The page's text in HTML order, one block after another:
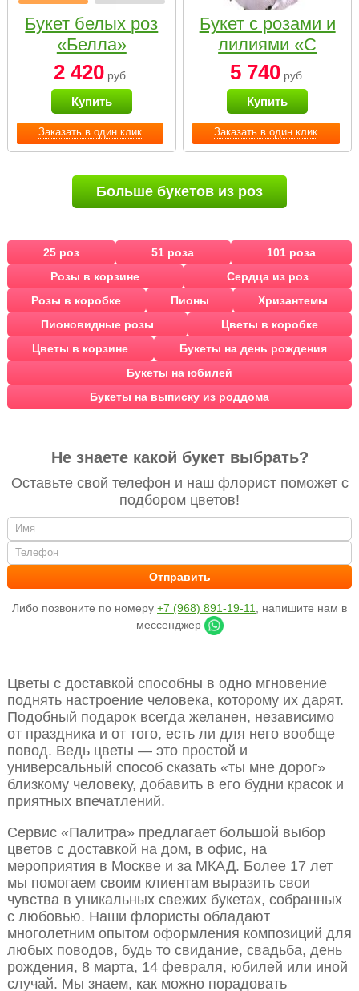
Заказать в один клик
Букет белых роз
«Белла»
2 420 руб.
Купить
Заказать в один клик
Букет с розами и
лилиями «С
наилучшими
пожеланиями»
5 740руб.
Купить
Больше букетов из роз
25 роз 51 роза
101 роза
Розы в корзине
Сердца из роз
Розы в коробке
Пионы
Хризантемы
Пионовидные розы
Цветы в коробке
Цветы в корзине
Букеты на день рождения
Букеты на юбилей
Букеты на выписку из роддома
Не знаете какой букет выбрать?
Оставьте свой телефон и наш флорист поможет с
подбором цветов!
Либо позвоните по номеру +7 (968) 891-19-11
, напишите нам в
мессенджер
Цветы с доставкой способны в одно мгновение
поднять настроение человека, которому их дарят.
Подобный подарок всегда желанен, независимо
от праздника и от того, есть ли для него вообще
повод. Ведь цветы — это простой и
универсальный способ сказать «ты мне дорог»
близкому человеку, добавить в его будни красок и
приятных впечатлений.
Сервис «Палитра» предлагает большой выбор
цветов с доставкой на дом, в офис, на
мероприятия в Москве и за МКАД. Более 17 лет
мы помогаем своим клиентам выразить свои
чувства в уникальных свежих букетах, собранных
с любовью. Наши флористы обладают
многолетним опытом оформления композиций для
любых поводов, будь то свидание, свадьба, день
рождения, 8 марта, 14 февраля, юбилей или иной
случай. Мы знаем, как можно порадовать